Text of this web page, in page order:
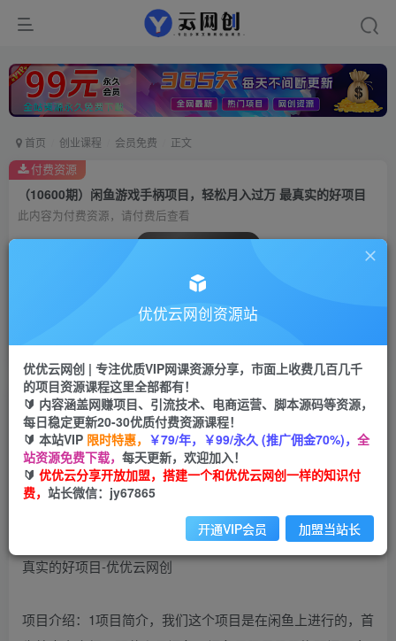
首页 创业课程 会员免费 正文
（10600期）闲鱼游戏手柄项目，轻松月入过万 最真实的好项目
此内容为付费资源，请付费后查看
会员专属资源
您暂无购买权限，请先开通会员
开通会员
付费资源
（10600期）闲鱼游戏手柄项目，轻松月入过万 最
真实的好项目
优优云网创
2年前更新
关注 私信
项目介绍：1项目简介，我们这个项目是在闲鱼上进行的，首
优优云网创资源站
优优云网创 | 专注优质VIP网课资源分享，市面上收费几百几千
的项目资源课程这里全部都有！
🔰 内容涵盖网赚项目、引流技术、电商运营、脚本源码等资源，
每日稳定更新20-30优质付费资源课程！
🔰 本站VIP 限时特惠， ￥79/年，￥99/永久 (推广佣金70%)， 全
站资源免费下载， 每天更新，欢迎加入！
🔰 优优云分享开放加盟，搭建一个和优优云网创一样的知识付
费， 站长微信：jy67865
开通VIP会员 加盟当站长